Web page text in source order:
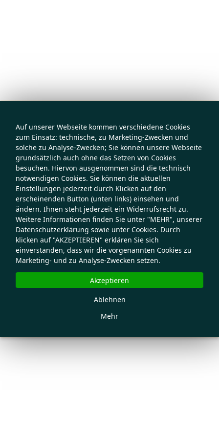
Auf unserer Webseite kommen verschiedene Cookies
zum Einsatz: technische, zu Marketing-Zwecken und
solche zu Analyse-Zwecken; Sie können unsere Webseite
grundsätzlich auch ohne das Setzen von Cookies
besuchen. Hiervon ausgenommen sind die technisch
notwendigen Cookies. Sie können die aktuellen
Einstellungen jederzeit durch Klicken auf den
erscheinenden Button (unten links) einsehen und
ändern. Ihnen steht jederzeit ein Widerrufsrecht zu.
Weitere Informationen finden Sie unter "MEHR", unserer
Datenschutzerklärung sowie unter Cookies. Durch
klicken auf "AKZEPTIEREN" erklären Sie sich
einverstanden, dass wir die vorgenannten Cookies zu
Marketing- und zu Analyse-Zwecken setzen.
Mehr
Ablehnen
Akzeptieren